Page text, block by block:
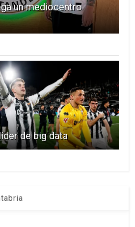
un mediocentro
de big data